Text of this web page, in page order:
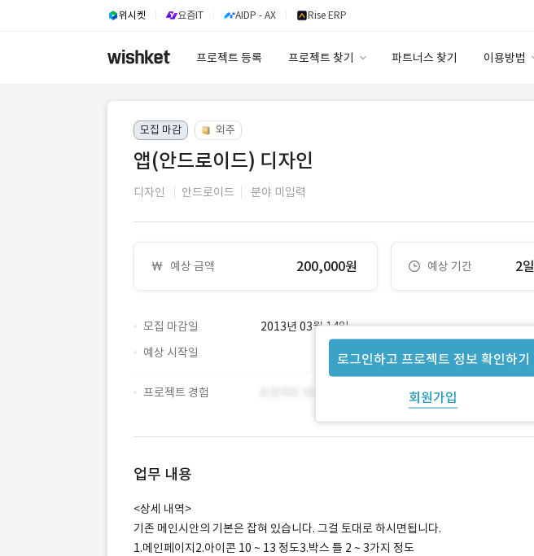
위시켓 요즘IT AIDP - AX Rise ERP
프로젝트 등록 프로젝트 찾기 파트너스 찾기 이용방법
모집 마감 외주
앱(안드로이드) 디자인
디자인 안드로이드 분야 미입력
예상 금액 200,000원 예상 기간 2일
모집 마감일 2013년 03월 14일
로그인하고 프로젝트 정보 확인하기
회원가입
예상 시작일
프로젝트 경험
업무 내용
<상세 내역>
기존 메인시안의 기본은 잡혀 있습니다. 그걸 토대로 하시면됩니다.
1.메인페이지2.아이콘 10 ~ 13 정도3.박스 틀 2 ~ 3가지 정도